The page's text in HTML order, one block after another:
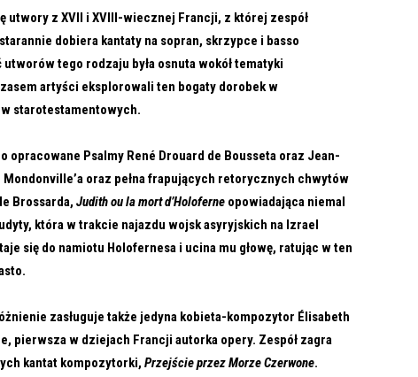
utwory z XVII i XVIII-wiecznej Francji, z której zespół
dobiera kantaty na sopran, skrzypce i basso
tego rodzaju była osnuta wokół tematyki
artyści eksplorowali ten bogaty dorobek w
starotestamentowych.
opracowane Psalmy René Drouard de Bousseta oraz Jean-
Mondonville’a oraz pełna frapujących retorycznych chwytów
Brossarda, Judith ou la mort d’Holoferne opowiadająca niemal
która w trakcie najazdu wojsk asyryjskich na Izrael
się do namiotu Holofernesa i ucina mu głowę, ratując w ten
zasługuje także jedyna kobieta-kompozytor Élisabeth
pierwsza w dziejach Francji autorka opery. Zespół zagra
kantat kompozytorki, Przejście przez Morze Czerwone.